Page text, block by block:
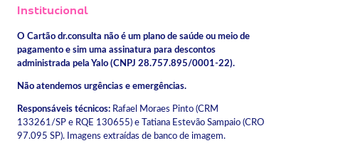
Institucional
O Cartão dr.consulta não é um plano de saúde ou meio de
pagamento e sim uma assinatura para descontos
administrada pela Yalo (CNPJ 28.757.895/0001-22).
Não atendemos urgências e emergências.
Responsáveis técnicos:Rafael Moraes Pinto (CRM
133261/SP e RQE 130655) e Tatiana Estevão Sampaio (CRO
97.095 SP). Imagens extraídas de banco de imagem.